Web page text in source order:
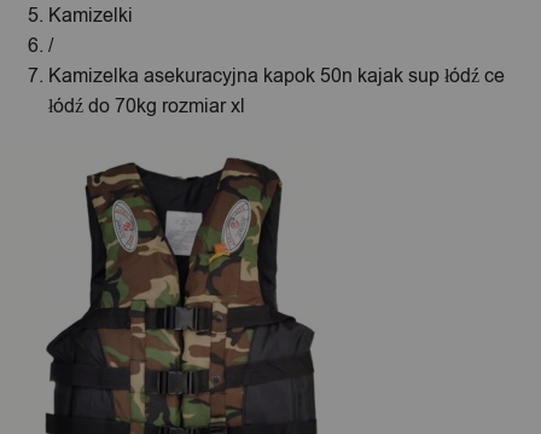
Kamizelki
/
Kamizelka asekuracyjna kapok 50n kajak sup łódź ce
łódź do 70kg rozmiar xl